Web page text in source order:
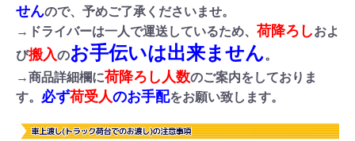
せんので、予めご了承くださいませ。
→ドライバーは一人で運送しているため、 荷降ろしおよ
び搬入のお手伝いは出来ません。
→商品詳細欄に荷降ろし人数のご案内をしておりま
す。 必ず荷受人のお手配をお願い致します。